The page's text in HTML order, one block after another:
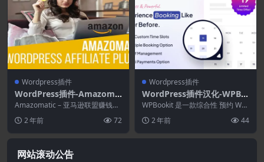
Wordpress插件
WordPress插件-Amazoma
tic 2.1.8.4–适用于WordPres
s的Amazon Affiliate Post
导入货币生成器插件
Amazomatic – 亚马逊联盟赚钱生
成器插件是一个突破性的 推荐联
盟自动博...
2 年前 72
Wordpress插件
WordPress插件汉化-WPBo
okit 1.5.3–预约WordPress
插件
WPBookit 是一款综合性 预约 Wor
dPress 插件 ，旨在简化您的预...
2 年前 44
网站滚动公告